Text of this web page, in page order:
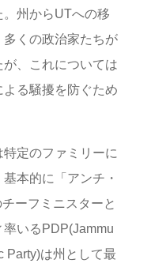
州からUTへの移
くの政治家たちが
、これについては
る騒擾を防ぐため
定のファミリーに
本的に「アンチ・
ーフミニスターと
いるPDP(Jammu
Party)は州として最